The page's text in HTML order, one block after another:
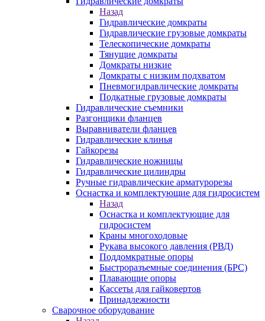
Назад
Гидравлические домкраты
Гидравлические грузовые домкраты
Телескопические домкраты
Тянущие домкраты
Домкраты низкие
Домкраты с низким подхватом
Пневмогидравлические домкраты
Подкатные грузовые домкраты
Гидравлические съемники
Разгонщики фланцев
Выравниватели фланцев
Гидравлические клинья
Гайкорезы
Гидравлические ножницы
Гидравлические цилиндры
Ручные гидравлические арматурорезы
Оснастка и комплектующие для гидросистем
Назад
Оснастка и комплектующие для
гидросистем
Краны многоходовые
Рукава высокого давления (РВД)
Поддомкратные опоры
Быстроразъемные соединения (БРС)
Плавающие опоры
Кассеты для гайковертов
Принадлежности
Сварочное оборудование